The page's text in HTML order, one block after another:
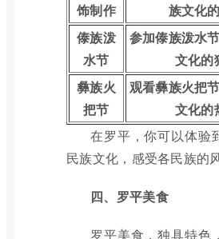
饰制作
族文化
傣族泼
水节
参加傣族泼水
文化的
彝族火
把节
观看彝族火把
文化的
在罗平，你可以体验
民族文化，感受各民族的
四、罗平美食
罗平美食，独具特色